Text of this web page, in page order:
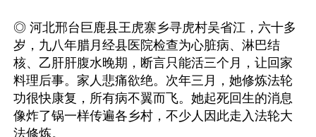
◎ 河北邢台巨鹿县王虎寨乡寻虎村吴省江，六十多
岁，九八年腊月经县医院检查为心脏病、淋巴结
核、乙肝肝腹水晚期，断言只能活三个月，让回家
料理后事。家人悲痛欲绝。次年三月，她修炼法轮
功很快康复，所有病不翼而飞。她起死回生的消息
像炸了锅一样传遍各乡村，不少人因此走入法轮大
法修炼。